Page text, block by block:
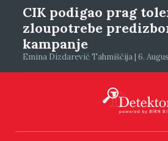
CIK podigao prag
zloupotrebe
kampanje
Emina Dizdarević Tahmiščija | 6.